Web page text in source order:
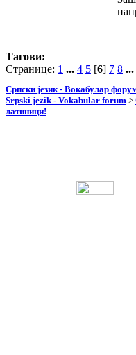
Тагови:
Странице: 1 ... 4 5 [6] 7 8 ...
Српски језик - Вокабулар
Srpski jezik - Vokabular forum >
латиници!